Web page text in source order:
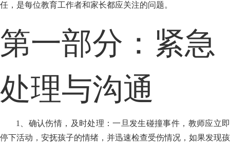
任，是每位教育工作者和家长都应关注的问题。
第一部分：紧急
处理与沟通
1、确认伤情，及时处理：一旦发生碰撞事件，教师应立即
停下活动，安抚孩子的情绪，并迅速检查受伤情况，如果发现孩